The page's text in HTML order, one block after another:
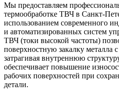
Мы предоставляем
термообработке ТВЧ в Санкт-
использованием современного
и автоматизированных систем
ТВЧ (токи высокой частоты)
поверхностную закалку металла
затрагивая внутреннюю
обеспечивает повышение
рабочих поверхностей при
детали.